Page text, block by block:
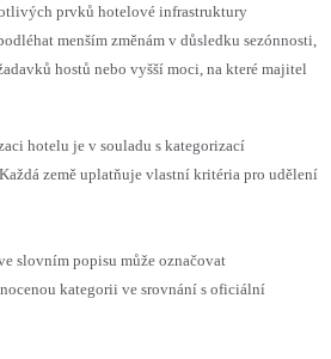
prvků hotelové infrastruktury
menším změnám v důsledku sezónnosti,
hostů nebo vyšší moci, na které majitel
hotelu je v souladu s kategorizací
země uplatňuje vlastní kritéria pro udělení
slovním popisu může označovat
kategorii ve srovnání s oficiální